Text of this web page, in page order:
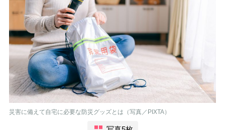
災害に備えて自宅に必要な防災グッズとは（写真／PIXTA）